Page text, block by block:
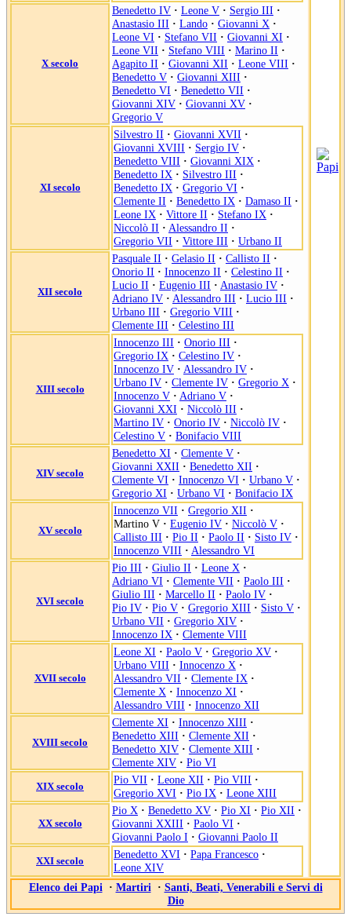
X secolo
Benedetto IV · Leone V · Sergio III ·
Anastasio III · Lando · Giovanni X ·
Leone VI · Stefano VII · Giovanni XI ·
Leone VII · Stefano VIII · Marino II ·
Agapito II · Giovanni XII · Leone VIII ·
Benedetto V · Giovanni XIII ·
Benedetto VI · Benedetto VII ·
Giovanni XIV · Giovanni XV ·
Gregorio V
XI secolo
Silvestro II · Giovanni XVII ·
Giovanni XVIII · Sergio IV ·
Benedetto VIII · Giovanni XIX ·
Benedetto IX · Silvestro III ·
Benedetto IX · Gregorio VI ·
Clemente II · Benedetto IX · Damaso II ·
Leone IX · Vittore II · Stefano IX ·
Niccolò II · Alessandro II ·
Gregorio VII · Vittore III · Urbano II
XII secolo
Pasquale II · Gelasio II · Callisto II ·
Onorio II · Innocenzo II · Celestino II ·
Lucio II · Eugenio III · Anastasio IV ·
Adriano IV · Alessandro III · Lucio III ·
Urbano III · Gregorio VIII ·
Clemente III · Celestino III
XIII secolo
Innocenzo III · Onorio III ·
Gregorio IX · Celestino IV ·
Innocenzo IV · Alessandro IV ·
Urbano IV · Clemente IV · Gregorio X ·
Innocenzo V · Adriano V ·
Giovanni XXI · Niccolò III ·
Martino IV · Onorio IV · Niccolò IV ·
Celestino V · Bonifacio VIII
XIV secolo
Benedetto XI · Clemente V ·
Giovanni XXII · Benedetto XII ·
Clemente VI · Innocenzo VI · Urbano V ·
Gregorio XI · Urbano VI · Bonifacio IX
XV secolo
Innocenzo VII · Gregorio XII ·
Martino V · Eugenio IV · Niccolò V ·
Callisto III · Pio II · Paolo II · Sisto IV ·
Innocenzo VIII · Alessandro VI
XVI secolo
Pio III · Giulio II · Leone X ·
Adriano VI · Clemente VII · Paolo III ·
Giulio III · Marcello II · Paolo IV ·
Pio IV · Pio V · Gregorio XIII · Sisto V ·
Urbano VII · Gregorio XIV ·
Innocenzo IX · Clemente VIII
XVII secolo
Leone XI · Paolo V · Gregorio XV ·
Urbano VIII · Innocenzo X ·
Alessandro VII · Clemente IX ·
Clemente X · Innocenzo XI ·
Alessandro VIII · Innocenzo XII
XVIII secolo
Clemente XI · Innocenzo XIII ·
Benedetto XIII · Clemente XII ·
Benedetto XIV · Clemente XIII ·
Clemente XIV · Pio VI
XIX secolo
Pio VII · Leone XII · Pio VIII ·
Gregorio XVI · Pio IX · Leone XIII
XX secolo
Pio X · Benedetto XV · Pio XI · Pio XII ·
Giovanni XXIII · Paolo VI ·
Giovanni Paolo I · Giovanni Paolo II
XXI secolo
Benedetto XVI · Papa Francesco ·
Leone XIV
Elenco dei Papi
· Martiri · Santi, Beati, Venerabili e Servi di
Dio